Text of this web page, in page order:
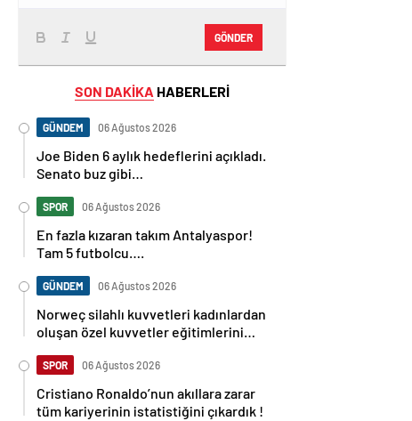
GÖNDER
SON DAKİKA HABERLERİ
GÜNDEM 06 Ağustos 2026
Joe Biden 6 aylık hedeflerini açıkladı.
Senato buz gibi…
SPOR 06 Ağustos 2026
En fazla kızaran takım Antalyaspor!
Tam 5 futbolcu….
GÜNDEM 06 Ağustos 2026
Norweç silahlı kuvvetleri kadınlardan
oluşan özel kuvvetler eğitimlerini
SPOR 06 Ağustos 2026
Cristiano Ronaldo’nun akıllara zarar
tüm kariyerinin istatistiğini çıkardık !